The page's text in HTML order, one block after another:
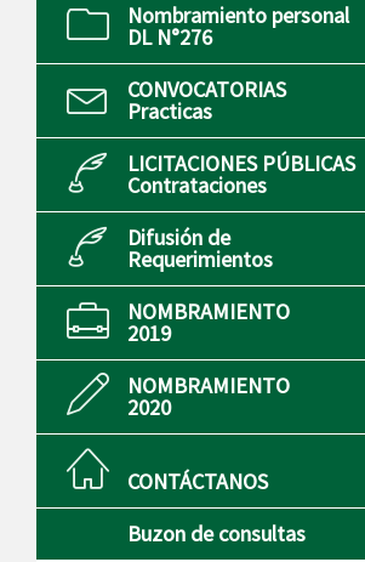
Nombramiento personal
DL N°276
CONVOCATORIAS
Practicas
LICITACIONES PÚBLICAS
Contrataciones
Difusión de
Requerimientos
NOMBRAMIENTO
2019
NOMBRAMIENTO
2020
CONTÁCTANOS
Buzon de consultas